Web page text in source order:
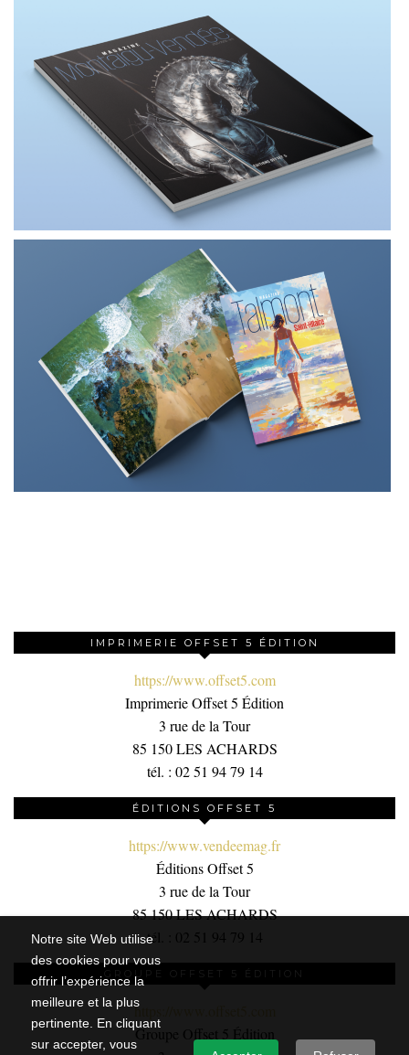
Notre site Web utilise
des cookies pour vous
offrir l’expérience la
meilleure et la plus
pertinente. En cliquant
sur accepter, vous
IMPRIMERIE OFFSET 5 ÉDITION
https://www.offset5.com
Imprimerie Offset 5 Édition
3 rue de la Tour
85 150 LES ACHARDS
tél. : 02 51 94 79 14
ÉDITIONS OFFSET 5
https://www.vendeemag.fr
Éditions Offset 5
3 rue de la Tour
85 150 LES ACHARDS
tél. : 02 51 94 79 14
GROUPE OFFSET 5 ÉDITION
https://www.offset5.com
Groupe Offset 5 Édition